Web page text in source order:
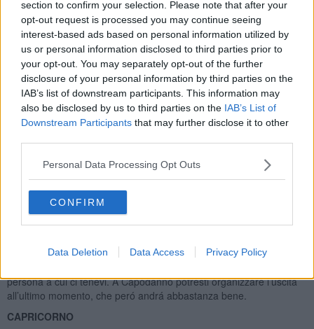
section to confirm your selection. Please note that after your
opt-out request is processed you may continue seeing
interest-based ads based on personal information utilized by
us or personal information disclosed to third parties prior to
your opt-out. You may separately opt-out of the further
disclosure of your personal information by third parties on the
IAB’s list of downstream participants. This information may
also be disclosed by us to third parties on the IAB’s List of
Downstream Participants that may further disclose it to other
Personal Data Processing Opt Outs
CONFIRM
Data Deletion Data Access Privacy Policy
nella gioia famigliare, al Capodanno deciderai all’ultimo momento
un programma in vicinanza, e sará la scelta giusta. Se sei single, a
dicembre potrai fare vari incontri, poco prima di metá mese o
intorno il 19 dicembre dovrebbero essere le giornate piú favorevoli,
per trovare una persona, che ti catturi l’attenzione.
SAGITTARIO
Sei in momento molto positivo nella tua vita, Venere il mese scorso
ha agevolato i tuoi piani, é molto probabile che ti avrá portato
l’amore, se sei single. Se non l’avesse fatto, hai ancora chance nei
possibilitá di tirare fuori una storia dalle nuove conoscenze non ci
sará, comunque al tuo segno gli piace anche avventurarsi, ora é il
momento, che te lo puoi permettere. Il lavoro va abbastanza bene,
Marte nel tuo segno ti fará tribolare, comunque, non dovresti
credere alle persone intorno il 19 dicembre. Natale non sará esente
organizzarti in tempo, per evitare stress. Immediatamente dopo
persona a cui ci tenevi. A Capodanno potresti organizzare l’uscita
all’ultimo momento, che peró andrá abbastanza bene.
CAPRICORNO